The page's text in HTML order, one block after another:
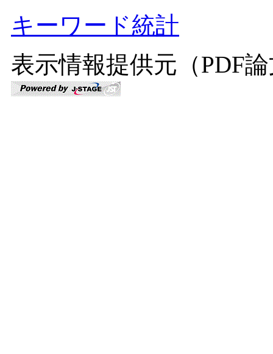
キーワード統計
表示情報提供元（PDF